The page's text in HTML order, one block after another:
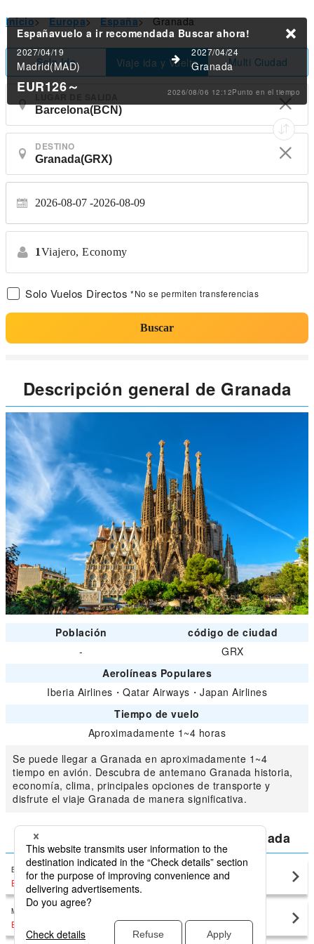
Inicio> Europa> España> Granada
Solo Ida Viaje ida y Vuelta Multi Ciudad
DESTINO
2026-08-07 2026-08-09
1Viajero, Economy
Solo Vuelos Directos *No se permiten transferencias
Buscar
Españavuelo a ir recomendada Buscar ahora!
2027/04/19
Madrid(MAD)
2027/04/24
Granada
EUR126～ 2026/08/06 12:12Punto en el tiempo
Descripción general de Granada
Población
código de ciudad
-
GRX
Aerolíneas Populares
Iberia Airlines ・ Qatar Airways ・ Japan Airlines
Tiempo de vuelo
Aproximadamente 1~4 horas
Se puede llegar a Granada en aproximadamente 1~4
tiempo en avión. Descubra de antemano Granada historia,
economía, clima, principales opciones de transporte y
disfrute el viaje Granada de manera significativa.
Compara el precio más bajo para Granada
Barcelona El Prat Granada(GRX)
EUR230〜
Madrid Barajas
EUR126